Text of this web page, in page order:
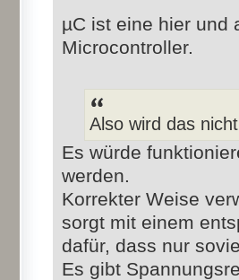
µC ist eine hier und
Microcontroller.
Also wird das
Es würde
werden.
Korrekter Weise
sorgt mit einem
dafür, dass nur
Es gibt